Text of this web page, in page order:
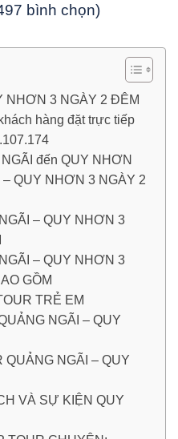
bình chọn)
NHƠN 3 NGÀY 2 ĐÊM
hàng đặt trực tiếp
đến QUY NHƠN
QUY NHƠN 3 NGÀY 2
– QUY NHƠN 3
– QUY NHƠN 3
GỒM
TRẺ EM
NGÃI – QUY
NGÃI – QUY
VÀ SỰ KIỆN QUY